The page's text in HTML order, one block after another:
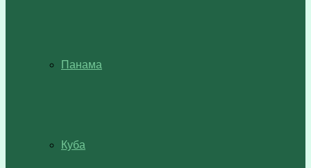
Панама
Куба